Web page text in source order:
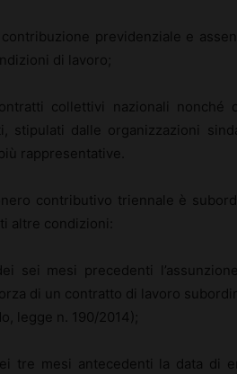
previdenziale e
di lavoro;
collettivi nazionali nonché
stipulati dalle organizzazioni
rappresentative.
contributivo triennale è
altre condizioni:
sei mesi precedenti
di un contratto di lavoro
legge n. 190/2014);
tre mesi antecedenti la data di